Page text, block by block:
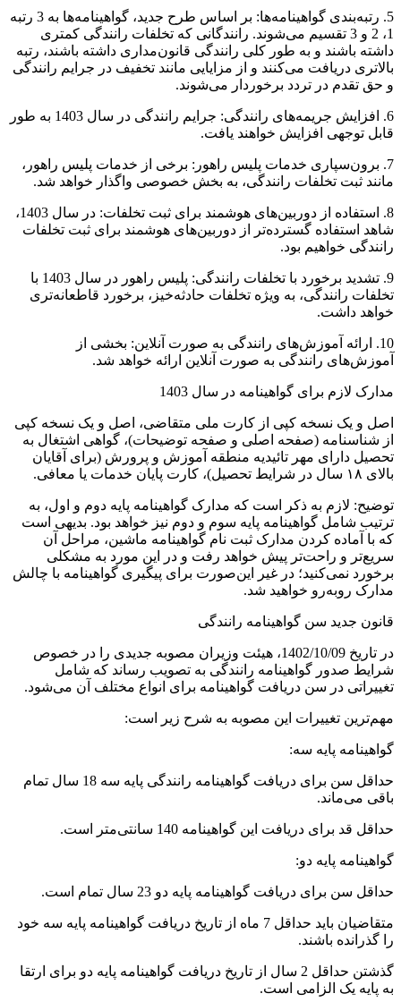
5. رتبه‌بندی گواهینامه‌ها: بر اساس طرح جدید، گواهینامه‌ها به 3 رتبه
1، 2 و 3 تقسیم می‌شوند. رانندگانی که تخلفات رانندگی کمتری
داشته باشند و به طور کلی رانندگی قانون‌مداری داشته باشند، رتبه
بالاتری دریافت می‌کنند و از مزایایی مانند تخفیف در جرایم رانندگی
و حق تقدم در تردد برخوردار می‌شوند.
6. افزایش جریمه‌های رانندگی: جرایم رانندگی در سال 1403 به طور
قابل توجهی افزایش خواهند یافت.
7. برون‌سپاری خدمات پلیس راهور: برخی از خدمات پلیس راهور،
مانند ثبت تخلفات رانندگی، به بخش خصوصی واگذار خواهد شد.
8. استفاده از دوربین‌های هوشمند برای ثبت تخلفات: در سال 1403،
شاهد استفاده گسترده‌تر از دوربین‌های هوشمند برای ثبت تخلفات
رانندگی خواهیم بود.
9. تشدید برخورد با تخلفات رانندگی: پلیس راهور در سال 1403 با
تخلفات رانندگی، به ویژه تخلفات حادثه‌خیز، برخورد قاطعانه‌تری
خواهد داشت.
10. ارائه آموزش‌های رانندگی به صورت آنلاین: بخشی از
آموزش‌های رانندگی به صورت آنلاین ارائه خواهد شد.
مدارک لازم برای گواهینامه در سال 1403
اصل و یک نسخه کپی از کارت ملی متقاضی، اصل و یک نسخه کپی
از شناسنامه (صفحه اصلی و صفحه توضیحات)، گواهی اشتغال به
تحصیل دارای مهر تائیدیه منطقه آموزش و پرورش (برای آقایان
بالای ۱۸ سال در شرایط تحصیل)، کارت پایان خدمات یا معافی.
توضیح: لازم به ذکر است که مدارک گواهینامه پایه دوم و اول، به
ترتیب شامل گواهینامه پایه سوم و دوم نیز خواهد بود. بدیهی است
که با آماده کردن مدارک ثبت نام گواهینامه ماشین، مراحل آن
سریع‌تر و راحت‌تر پیش خواهد رفت و در این مورد به مشکلی
برخورد نمی‌کنید؛ در غیر این‌صورت برای پیگیری گواهینامه با چالش
مدارک روبه‌رو خواهید شد.
قانون جدید سن گواهینامه رانندگی
در تاریخ 1402/10/09، هیئت وزیران مصوبه جدیدی را در خصوص
شرایط صدور گواهینامه رانندگی به تصویب رساند که شامل
تغییراتی در سن دریافت گواهینامه برای انواع مختلف آن می‌شود.
مهم‌ترین تغییرات این مصوبه به شرح زیر است:
گواهینامه پایه سه:
حداقل سن برای دریافت گواهینامه رانندگی پایه سه 18 سال تمام
باقی می‌ماند.
حداقل قد برای دریافت این گواهینامه 140 سانتی‌متر است.
گواهینامه پایه دو:
حداقل سن برای دریافت گواهینامه پایه دو 23 سال تمام است.
متقاضیان باید حداقل 7 ماه از تاریخ دریافت گواهینامه پایه سه خود
را گذرانده باشند.
گذشتن حداقل 2 سال از تاریخ دریافت گواهینامه پایه دو برای ارتقا
به پایه یک الزامی است.